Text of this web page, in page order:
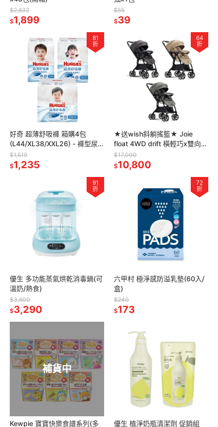
$2,832
$1,899
$55
$39
81
折
好奇 超薄舒吸褲 箱購4包
(L44/XL38/XXL26) - 褲型尿
布/褲型紙尿褲/嬰童紙尿褲
$1,519
$1,235
64
折
★送wish斜躺搖籃★ Joie
float 4WD drift 橫輕巧x雙向手
推車(月影黑/亞麻棕/荒野綠)
$17,000
$10,800
91
折
優生 多功能蒸氣烘乾消毒鍋(可
溫奶/熱食)
$3,600
$3,290
72
折
六甲村 極淨感防溢乳墊(60入/
盒)
$240
$173
補貨中
Kewpie 寶寶快樂食譜系列(多
優生 植淨奶瓶清潔劑 促銷組